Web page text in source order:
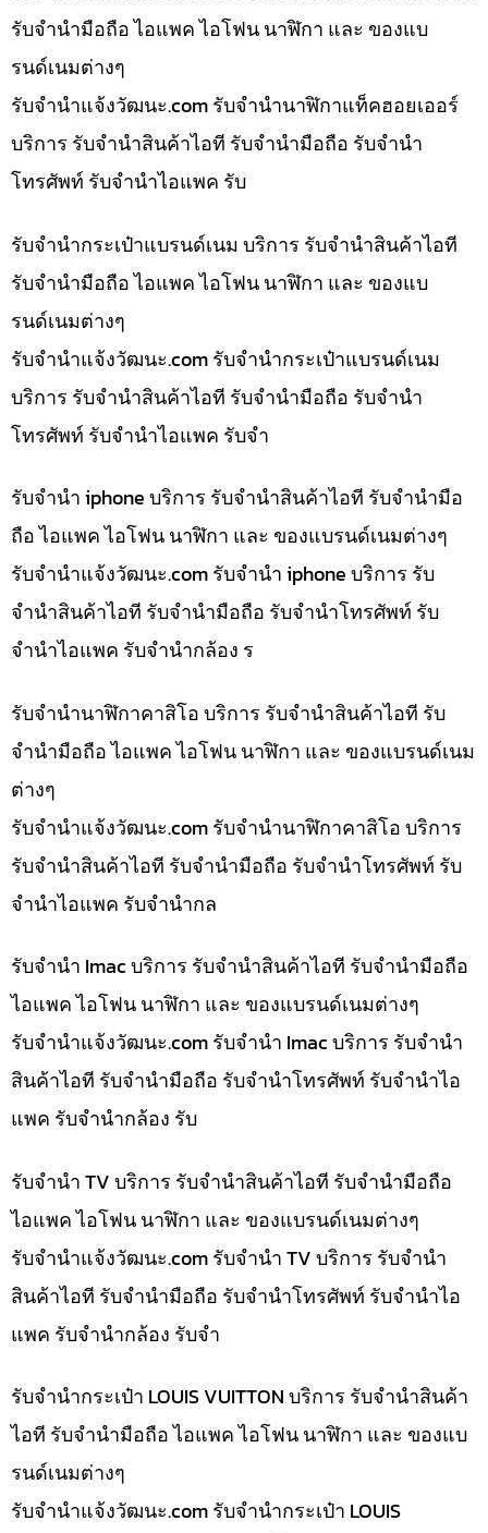
รับจำนำมือถือ ไอแพค ไอโฟน นาฬิกา และ ของแบ
รนด์เนมต่างๆ
รับจํานําแจ้งวัฒนะ.com รับจำนำนาฬิกาแท็คฮอยเออร์
บริการ รับจำนำสินค้าไอที รับจำนำมือถือ รับจำนำ
โทรศัพท์ รับจำนำไอแพค รับ
รับจำนำกระเป๋าแบรนด์เนม บริการ รับจำนำสินค้าไอที
รับจำนำมือถือ ไอแพค ไอโฟน นาฬิกา และ ของแบ
รนด์เนมต่างๆ
รับจํานําแจ้งวัฒนะ.com รับจำนำกระเป๋าแบรนด์เนม
บริการ รับจำนำสินค้าไอที รับจำนำมือถือ รับจำนำ
โทรศัพท์ รับจำนำไอแพค รับจำ
รับจำนำ iphone บริการ รับจำนำสินค้าไอที รับจำนำมือ
ถือ ไอแพค ไอโฟน นาฬิกา และ ของแบรนด์เนมต่างๆ
รับจํานําแจ้งวัฒนะ.com รับจำนำ iphone บริการ รับ
จำนำสินค้าไอที รับจำนำมือถือ รับจำนำโทรศัพท์ รับ
จำนำไอแพค รับจำนำกล้อง ร
รับจำนำนาฬิกาคาสิโอ บริการ รับจำนำสินค้าไอที รับ
จำนำมือถือ ไอแพค ไอโฟน นาฬิกา และ ของแบรนด์เนม
ต่างๆ
รับจํานําแจ้งวัฒนะ.com รับจำนำนาฬิกาคาสิโอ บริการ
รับจำนำสินค้าไอที รับจำนำมือถือ รับจำนำโทรศัพท์ รับ
จำนำไอแพค รับจำนำกล
รับจำนำ Imac บริการ รับจำนำสินค้าไอที รับจำนำมือถือ
ไอแพค ไอโฟน นาฬิกา และ ของแบรนด์เนมต่างๆ
รับจํานําแจ้งวัฒนะ.com รับจำนำ Imac บริการ รับจำนำ
สินค้าไอที รับจำนำมือถือ รับจำนำโทรศัพท์ รับจำนำไอ
แพค รับจำนำกล้อง รับ
รับจำนำ TV บริการ รับจำนำสินค้าไอที รับจำนำมือถือ
ไอแพค ไอโฟน นาฬิกา และ ของแบรนด์เนมต่างๆ
รับจํานําแจ้งวัฒนะ.com รับจำนำ TV บริการ รับจำนำ
สินค้าไอที รับจำนำมือถือ รับจำนำโทรศัพท์ รับจำนำไอ
แพค รับจำนำกล้อง รับจำ
รับจำนำกระเป๋า LOUIS VUITTON บริการ รับจำนำสินค้า
ไอที รับจำนำมือถือ ไอแพค ไอโฟน นาฬิกา และ ของแบ
รนด์เนมต่างๆ
รับจํานําแจ้งวัฒนะ.com รับจำนำกระเป๋า LOUIS